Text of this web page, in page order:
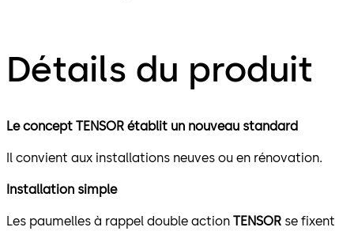
Détails du produit
Le concept TENSOR établit un nouveau standard
Il convient aux installations neuves ou en rénovation.
Installation simple
Les paumelles à rappel double action TENSOR se fixent